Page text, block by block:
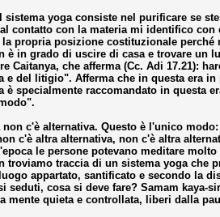
sistema yoga consiste nel purificare se
contatto con la materia mi identifico
propria posizione costituzionale
è in grado di uscire di casa e trovare un
Caitanya, che afferma (Cc. Adi 17.21):
e del litigio". Afferma che in questa era
è specialmente raccomandato in questa
c'è alternativa. Questo è l'unico
c'è altra alternativa, non c'è altra
le persone potevano meditare
troviamo traccia di un sistema yoga
appartato, santificato e secondo la
seduti, cosa si deve fare? Samam
mente quieta e controllata, liberi dalla